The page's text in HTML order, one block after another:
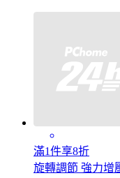
滿1件享8折
旋轉調節 強力增